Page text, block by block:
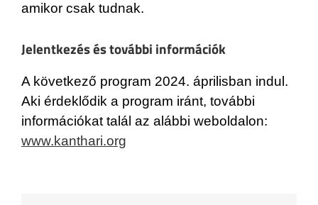
amikor csak tudnak.
Jelentkezés és további információk
A következő program 2024. áprilisban indul.
Aki érdeklődik a program iránt, további
információkat talál az alábbi weboldalon:
www.kanthari.org